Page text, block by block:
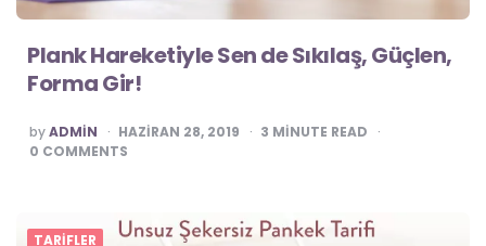
Plank Hareketiyle Sen de Sıkılaş, Güçlen,
Forma Gir!
POSTED
byADMIN HAZIRAN 28, 2019 3 MINUTE READ
0 COMMENTS
TARIFLER